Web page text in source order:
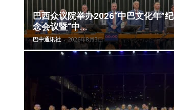
巴西众议院举办2026“中巴文化年”纪
念会议暨“中...
巴中通讯社 - 2026年8月3日